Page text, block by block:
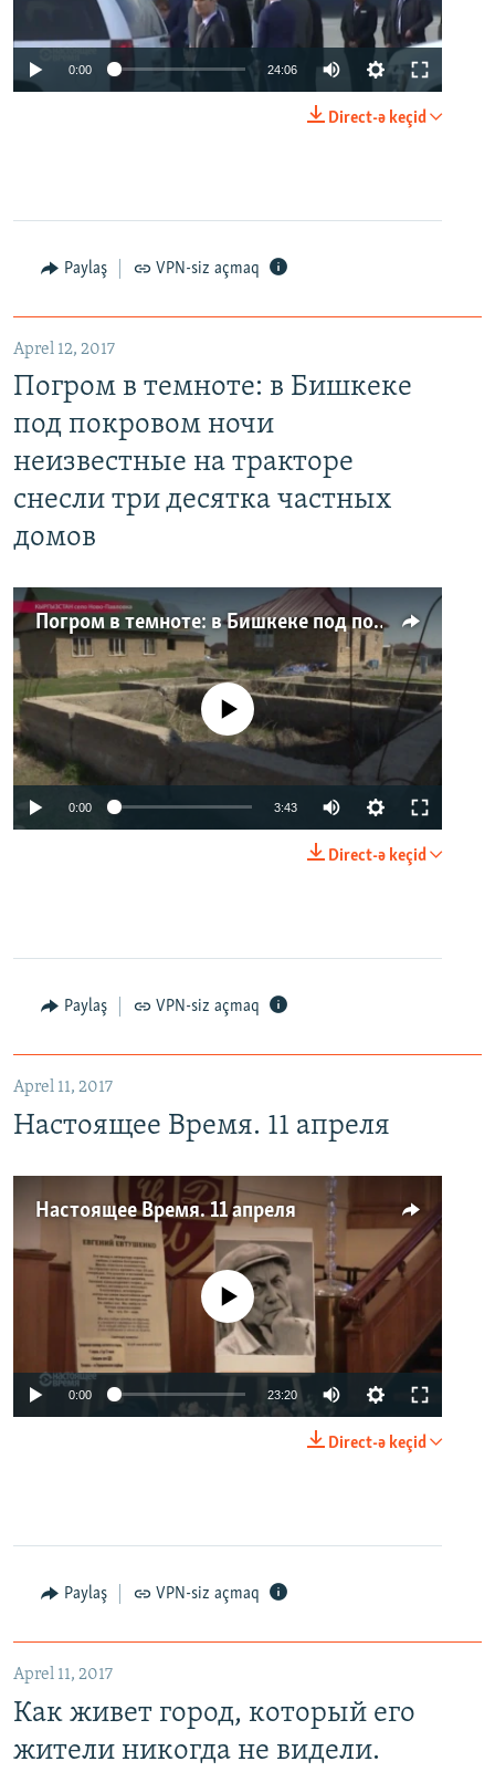
0:00 24:06
Direct-ə keçid
Paylaş VPN-siz açmaq
Aprel 12, 2017
Погром в темноте: в Бишкеке
под покровом ночи
неизвестные на тракторе
снесли три десятка частных
домов
Погром в темноте: в Бишкеке под покровом ночи неизвестные на тракторе снесли три десятка частных домов
No media source currently available
0:00 3:43
Direct-ə keçid
Paylaş VPN-siz açmaq
Aprel 11, 2017
Настоящее Время. 11 апреля
Настоящее Время. 11 апреля
No media source currently available
0:00 23:20
Direct-ə keçid
Paylaş VPN-siz açmaq
Aprel 11, 2017
Как живет город, который его
жители никогда не видели.